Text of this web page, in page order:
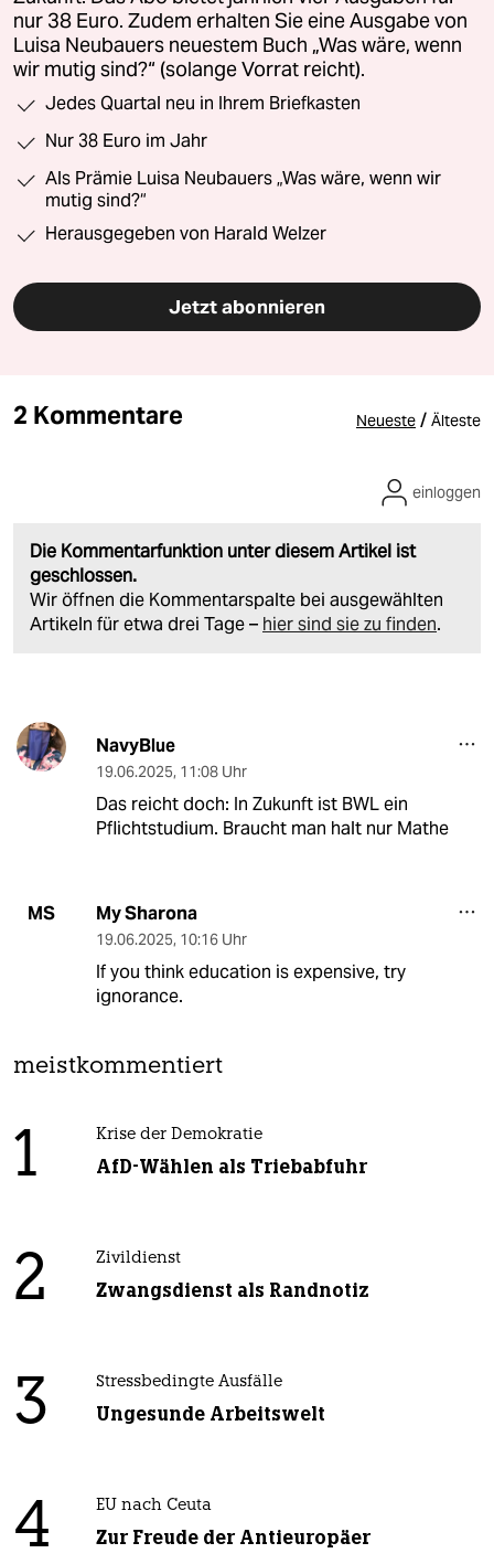
nur 38 Euro. Zudem erhalten Sie eine Ausgabe von
Luisa Neubauers neuestem Buch „Was wäre, wenn
wir mutig sind?“ (solange Vorrat reicht).
Jedes Quartal neu in Ihrem Briefkasten
Nur 38 Euro im Jahr
Als Prämie Luisa Neubauers „Was wäre, wenn wir
mutig sind?“
Herausgegeben von Harald Welzer
Jetzt abonnieren
2 Kommentare Neueste / Älteste
Die Kommentarfunktion unter diesem Artikel ist
geschlossen.
Wir öffnen die Kommentarspalte bei ausgewählten
Artikeln für etwa drei Tage – hier sind sie zu finden.
einloggen
NavyBlue
19.06.2025, 11:08 Uhr
Das reicht doch: In Zukunft ist BWL ein
Pflichtstudium. Braucht man halt nur Mathe
MS My Sharona
19.06.2025, 10:16 Uhr
If you think education is expensive, try
ignorance.
meistkommentiert
1 Krise der Demokratie
AfD-Wählen als Triebabfuhr
2 Zivildienst
Zwangsdienst als Randnotiz
3 Stressbedingte Ausfälle
Ungesunde Arbeitswelt
4 EU nach Ceuta
Zur Freude der Antieuropäer